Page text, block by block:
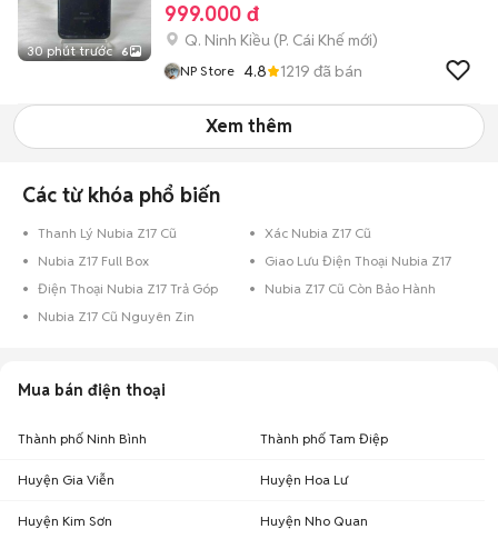
30 phút trước 6
999.000 đ
Q. Ninh Kiều (P. Cái Khế mới)
NP Store 4.8 1219 đã bán
Xem thêm
Các từ khóa phổ biến
Thanh Lý Nubia Z17 Cũ
Xác Nubia Z17 Cũ
Nubia Z17 Full Box
Giao Lưu Điện Thoại Nubia Z17
Điện Thoại Nubia Z17 Trả Góp
Nubia Z17 Cũ Còn Bảo Hành
Nubia Z17 Cũ Nguyên Zin
Mua bán điện thoại
Thành phố Ninh Bình Thành phố Tam Điệp
Huyện Gia Viễn Huyện Hoa Lư
Huyện Kim Sơn Huyện Nho Quan